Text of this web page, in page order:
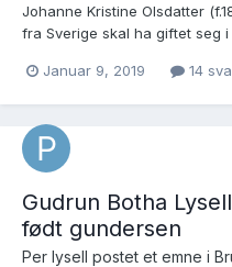
Johanne Kristine Olsdatter
fra Sverige skal ha giftet seg
men i dag kan jeg ikke finne
Januar 9, 2019 14
Gudrun Botha
født gundersen
Per lysell postet et emne i